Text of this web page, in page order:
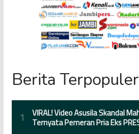
Berita Terpopuler